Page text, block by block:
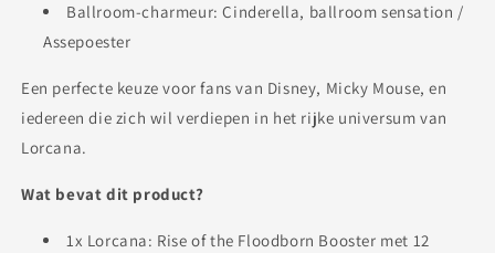
Ballroom-charmeur: Cinderella, ballroom sensation /
Assepoester
Een perfecte keuze voor fans van Disney, Micky Mouse, en
iedereen die zich wil verdiepen in het rijke universum van
Lorcana.
Wat bevat dit product?
1x Lorcana: Rise of the Floodborn Booster met 12